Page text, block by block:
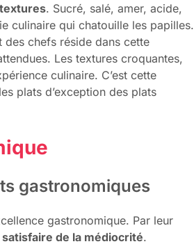
. Sucré, salé, amer, acide,
culinaire qui chatouille les papilles.
des chefs réside dans cette
Les textures croquantes,
culinaire. C’est cette
plats d’exception des plats
gastronomiques
gastronomique. Par leur
satisfaire de la médiocrité.